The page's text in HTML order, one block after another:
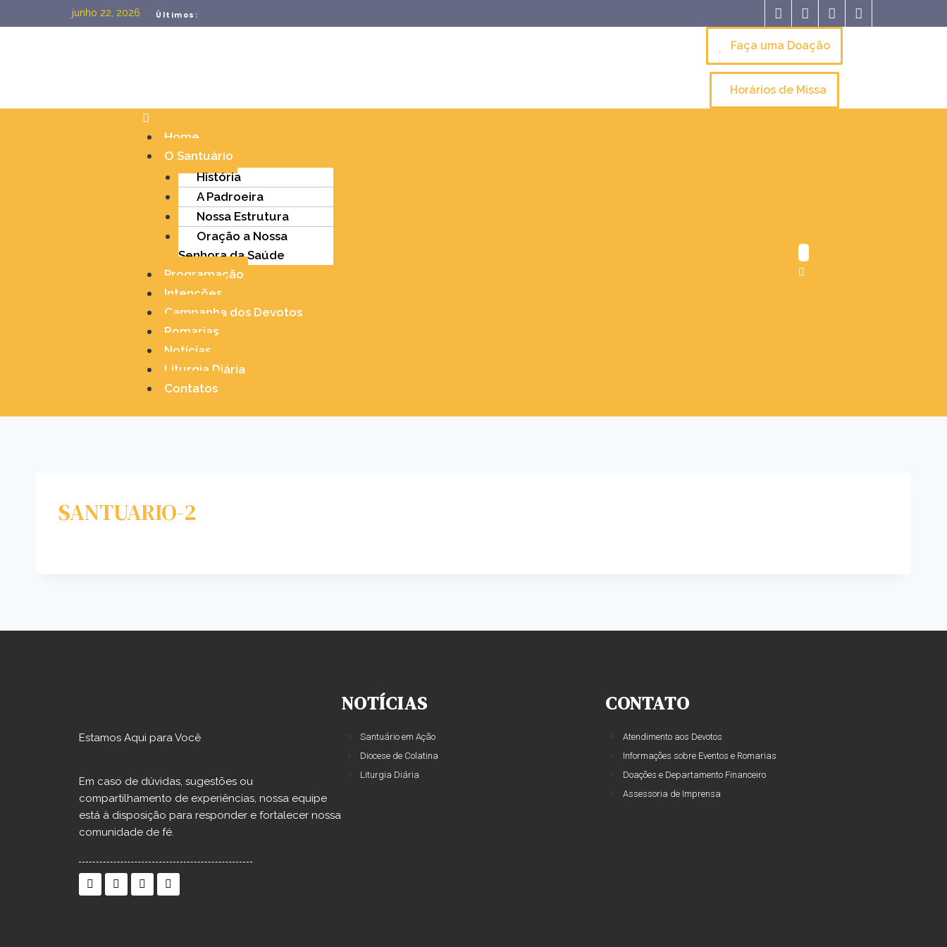
junho 22, 2026 Últimos:
Faça uma Doação
Horários de Missa
Home
O Santuário
História
A Padroeira
Nossa Estrutura
Oração a Nossa
Senhora da Saúde
Programação
Intenções
Campanha dos Devotos
Romarias
Notícias
Liturgia Diária
Contatos
SANTUARIO-2
Estamos Aqui para Você
Em caso de dúvidas, sugestões ou
compartilhamento de experiências, nossa equipe
está à disposição para responder e fortalecer nossa
comunidade de fé.
NOTÍCIAS
Santuário em Ação
Diocese de Colatina
Liturgia Diária
CONTATO
Atendimento aos Devotos
Informações sobre Eventos e Romarias
Doações e Departamento Financeiro
Assessoria de Imprensa